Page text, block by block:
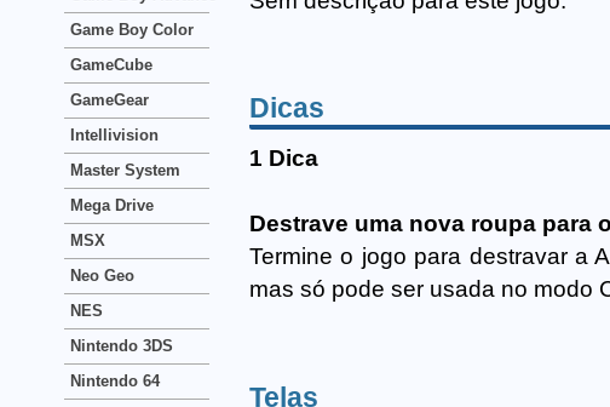
Dicas
1 Dica
Destrave uma nova roupa para
Termine o jogo para destravar a
mas só pode ser usada no modo
Telas
Game Boy Color
GameCube
GameGear
Intellivision
Master System
Mega Drive
MSX
Neo Geo
NES
Nintendo 3DS
Nintendo 64